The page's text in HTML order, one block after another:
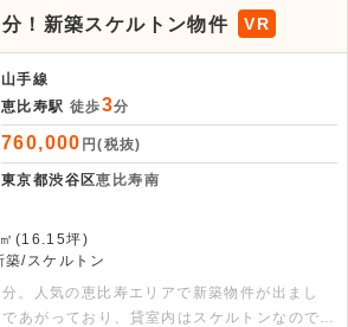
！新築スケルトン物件 VR
山手線
恵比寿駅 徒歩3分
760,000 円(税抜)
東京都渋谷区恵比寿南
(16.15坪)
築/スケルトン
。人気の恵比寿エリアで新築物件が出まし
あがっており、貸室内はスケルトンなので自